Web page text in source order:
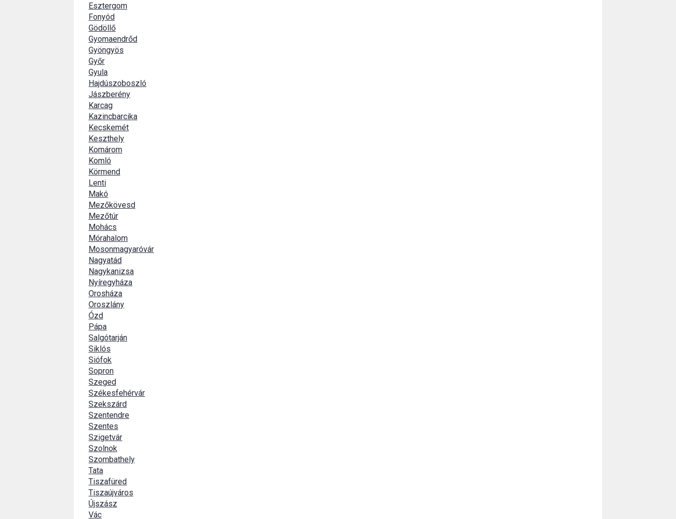
Esztergom
Fonyód
Gödöllő
Gyomaendrőd
Gyöngyös
Győr
Gyula
Hajdúszoboszló
Jászberény
Karcag
Kazincbarcika
Kecskemét
Keszthely
Komárom
Komló
Körmend
Lenti
Makó
Mezőkövesd
Mezőtúr
Mohács
Mórahalom
Mosonmagyaróvár
Nagyatád
Nagykanizsa
Nyíregyháza
Orosháza
Oroszlány
Ózd
Pápa
Salgótarján
Siklós
Siófok
Sopron
Szeged
Székesfehérvár
Szekszárd
Szentendre
Szentes
Szigetvár
Szolnok
Szombathely
Tata
Tiszafüred
Tiszaújváros
Újszász
Vác